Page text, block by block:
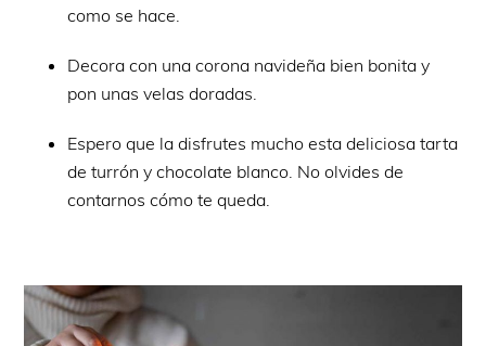
como se hace.
Decora con una corona navideña bien bonita y
pon unas velas doradas.
Espero que la disfrutes mucho esta deliciosa tarta
de turrón y chocolate blanco. No olvides de
contarnos cómo te queda.